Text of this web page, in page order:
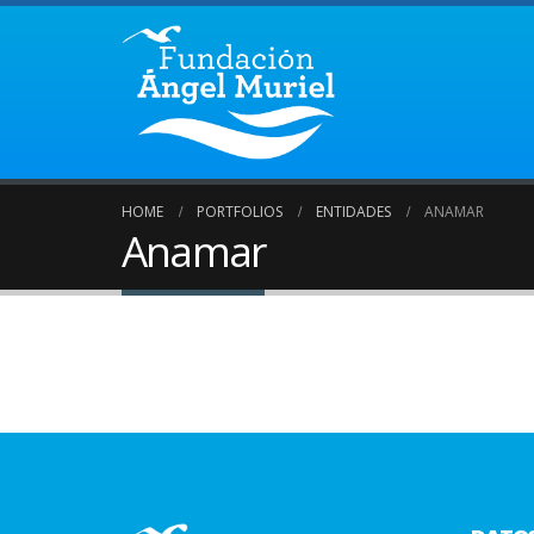
HOME PORTFOLIOS ENTIDADES ANAMAR
Anamar